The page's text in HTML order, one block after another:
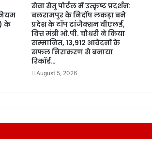
के
सेवा सेतु पोर्टल में उत्कृष्ट प्रदर्शन:
बलरामपुर के निर्दोष लकड़ा बने
प्रदेश के टॉप ट्रांजैक्शन वीएलई,
वित्त मंत्री ओ.पी. चौधरी ने किया
सम्मानित, 13,912 आवेदनों के
सफल निराकरण से बनाया
रिकॉर्ड…
August 5, 2026